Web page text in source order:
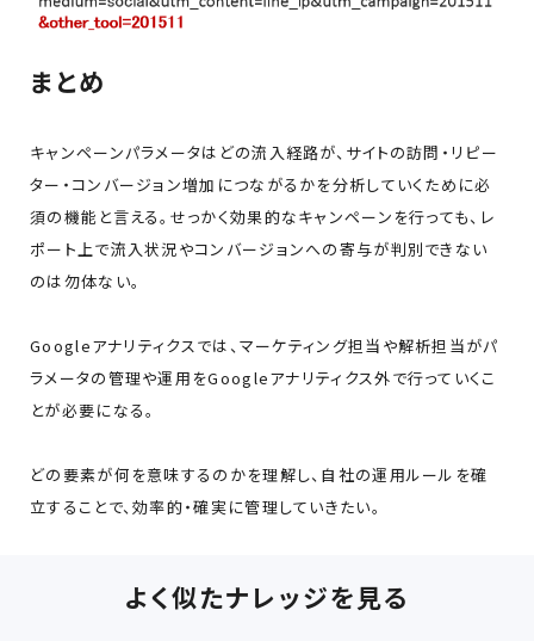
まとめ
キャンペーンパラメータはどの流入経路が、サイトの訪問・リピー
ター・コンバージョン増加につながるかを分析していくために必
須の機能と言える。せっかく効果的なキャンペーンを行っても、レ
ポート上で流入状況やコンバージョンへの寄与が判別できない
のは勿体ない。
Googleアナリティクスでは、マーケティング担当や解析担当がパ
ラメータの管理や運用をGoogleアナリティクス外で行っていくこ
とが必要になる。
どの要素が何を意味するのかを理解し、自社の運用ルールを確
立することで、効率的・確実に管理していきたい。
よく似たナレッジを見る